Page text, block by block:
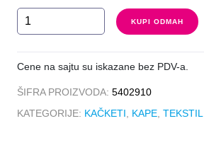
VOLLEY
količina
KUPI ODMAH
Cene na sajtu su iskazane bez PDV-a.
ŠIFRA PROIZVODA: 5402910
KATEGORIJE: KAČKETI , KAPE, TEKSTIL